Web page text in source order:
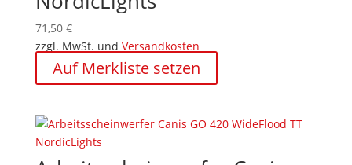
71,50 €
zzgl. MwSt. und Versandkosten
Auf Merkliste setzen